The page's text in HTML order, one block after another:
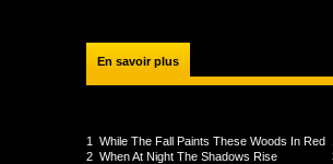
En savoir plus
1 While The Fall Paints These Woods In Red
2 When At Night The Shadows Rise